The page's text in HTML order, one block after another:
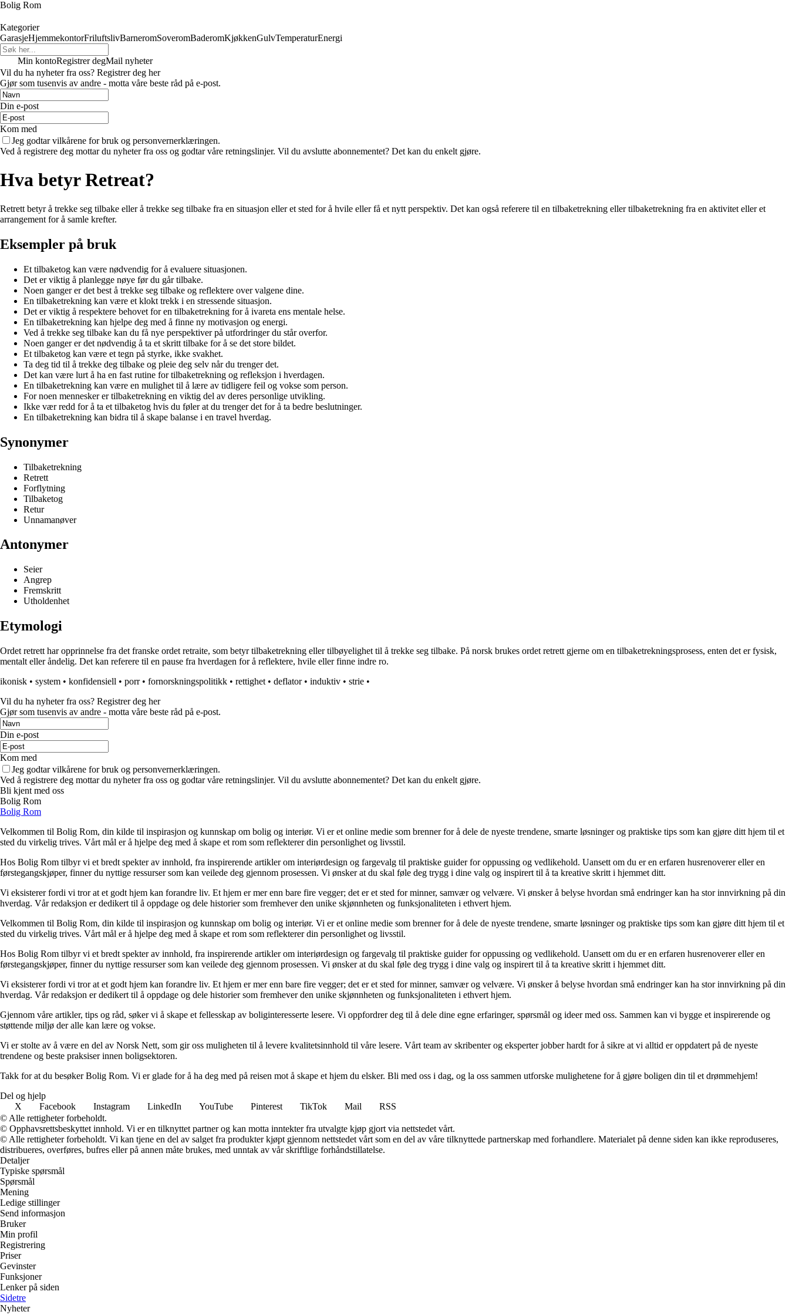
Bolig Rom
Kategorier
GarasjeHjemmekontorFriluftslivBarneromSoveromBaderomKjøkkenGulvTemperaturEnergi
Min kontoRegistrer degMail nyheter
Vil du ha nyheter fra oss? Registrer deg her
Gjør som tusenvis av andre - motta våre beste råd på e-post.
Din e-post
Kom med
Jeg godtar vilkårene for bruk og personvernerklæringen.
Ved å registrere deg mottar du nyheter fra oss og godtar våre retningslinjer. Vil du avslutte abonnementet? Det kan du enkelt gjøre.
Hva betyr Retreat?
Retrett betyr å trekke seg tilbake eller å trekke seg tilbake fra en situasjon eller et sted for å hvile eller få et nytt perspektiv. Det kan også referere til en tilbaketrekning eller tilbaketrekning fra en aktivitet eller et
arrangement for å samle krefter.
Eksempler på bruk
Et tilbaketog kan være nødvendig for å evaluere situasjonen.
Det er viktig å planlegge nøye før du går tilbake.
Noen ganger er det best å trekke seg tilbake og reflektere over valgene dine.
En tilbaketrekning kan være et klokt trekk i en stressende situasjon.
Det er viktig å respektere behovet for en tilbaketrekning for å ivareta ens mentale helse.
En tilbaketrekning kan hjelpe deg med å finne ny motivasjon og energi.
Ved å trekke seg tilbake kan du få nye perspektiver på utfordringer du står overfor.
Noen ganger er det nødvendig å ta et skritt tilbake for å se det store bildet.
Et tilbaketog kan være et tegn på styrke, ikke svakhet.
Ta deg tid til å trekke deg tilbake og pleie deg selv når du trenger det.
Det kan være lurt å ha en fast rutine for tilbaketrekning og refleksjon i hverdagen.
En tilbaketrekning kan være en mulighet til å lære av tidligere feil og vokse som person.
For noen mennesker er tilbaketrekning en viktig del av deres personlige utvikling.
Ikke vær redd for å ta et tilbaketog hvis du føler at du trenger det for å ta bedre beslutninger.
En tilbaketrekning kan bidra til å skape balanse i en travel hverdag.
Synonymer
Tilbaketrekning
Retrett
Forflytning
Tilbaketog
Retur
Unnamanøver
Antonymer
Seier
Angrep
Fremskritt
Utholdenhet
Etymologi
Ordet retrett har opprinnelse fra det franske ordet retraite, som betyr tilbaketrekning eller tilbøyelighet til å trekke seg tilbake. På norsk brukes ordet retrett gjerne om en tilbaketrekningsprosess, enten det er fysisk,
mentalt eller åndelig. Det kan referere til en pause fra hverdagen for å reflektere, hvile eller finne indre ro.
ikonisk • system • konfidensiell • porr• fornorskningspolitikk • rettighet • deflator• induktiv • strie •
Vil du ha nyheter fra oss? Registrer deg her
Gjør som tusenvis av andre - motta våre beste råd på e-post.
Din e-post
Kom med
Jeg godtar vilkårene for bruk og personvernerklæringen.
Ved å registrere deg mottar du nyheter fra oss og godtar våre retningslinjer. Vil du avslutte abonnementet? Det kan du enkelt gjøre.
Bli kjent med oss
Bolig Rom
Bolig Rom
Velkommen til Bolig Rom, din kilde til inspirasjon og kunnskap om bolig og interiør. Vi er et online medie som brenner for å dele de nyeste trendene, smarte løsninger og praktiske tips som kan gjøre ditt hjem til et
sted du virkelig trives. Vårt mål er å hjelpe deg med å skape et rom som reflekterer din personlighet og livsstil.
Hos Bolig Rom tilbyr vi et bredt spekter av innhold, fra inspirerende artikler om interiørdesign og fargevalg til praktiske guider for oppussing og vedlikehold. Uansett om du er en erfaren husrenoverer eller en
førstegangskjøper, finner du nyttige ressurser som kan veilede deg gjennom prosessen. Vi ønsker at du skal føle deg trygg i dine valg og inspirert til å ta kreative skritt i hjemmet ditt.
Vi eksisterer fordi vi tror at et godt hjem kan forandre liv. Et hjem er mer enn bare fire vegger; det er et sted for minner, samvær og velvære. Vi ønsker å belyse hvordan små endringer kan ha stor innvirkning på din
hverdag. Vår redaksjon er dedikert til å oppdage og dele historier som fremhever den unike skjønnheten og funksjonaliteten i ethvert hjem.
Velkommen til Bolig Rom, din kilde til inspirasjon og kunnskap om bolig og interiør. Vi er et online medie som brenner for å dele de nyeste trendene, smarte løsninger og praktiske tips som kan gjøre ditt hjem til et
sted du virkelig trives. Vårt mål er å hjelpe deg med å skape et rom som reflekterer din personlighet og livsstil.
Hos Bolig Rom tilbyr vi et bredt spekter av innhold, fra inspirerende artikler om interiørdesign og fargevalg til praktiske guider for oppussing og vedlikehold. Uansett om du er en erfaren husrenoverer eller en
førstegangskjøper, finner du nyttige ressurser som kan veilede deg gjennom prosessen. Vi ønsker at du skal føle deg trygg i dine valg og inspirert til å ta kreative skritt i hjemmet ditt.
Vi eksisterer fordi vi tror at et godt hjem kan forandre liv. Et hjem er mer enn bare fire vegger; det er et sted for minner, samvær og velvære. Vi ønsker å belyse hvordan små endringer kan ha stor innvirkning på din
hverdag. Vår redaksjon er dedikert til å oppdage og dele historier som fremhever den unike skjønnheten og funksjonaliteten i ethvert hjem.
Gjennom våre artikler, tips og råd, søker vi å skape et fellesskap av boliginteresserte lesere. Vi oppfordrer deg til å dele dine egne erfaringer, spørsmål og ideer med oss. Sammen kan vi bygge et inspirerende og
støttende miljø der alle kan lære og vokse.
Vi er stolte av å være en del av Norsk Nett, som gir oss muligheten til å levere kvalitetsinnhold til våre lesere. Vårt team av skribenter og eksperter jobber hardt for å sikre at vi alltid er oppdatert på de nyeste
trendene og beste praksiser innen boligsektoren.
Takk for at du besøker Bolig Rom. Vi er glade for å ha deg med på reisen mot å skape et hjem du elsker. Bli med oss i dag, og la oss sammen utforske mulighetene for å gjøre boligen din til et drømmehjem!
Del og hjelp
X
Facebook Instagram LinkedIn YouTube Pinterest TikTok Mail
RSS
© Alle rettigheter forbeholdt.
© Opphavsrettsbeskyttet innhold. Vi er en tilknyttet partner og kan motta inntekter fra utvalgte kjøp gjort via nettstedet vårt.
© Alle rettigheter forbeholdt. Vi kan tjene en del av salget fra produkter kjøpt gjennom nettstedet vårt som en del av våre tilknyttede partnerskap med forhandlere. Materialet på denne siden kan ikke reproduseres,
distribueres, overføres, bufres eller på annen måte brukes, med unntak av vår skriftlige forhåndstillatelse.
Detaljer
Typiske spørsmål
Spørsmål
Mening
Ledige stillinger
Send informasjon
Bruker
Min profil
Registrering
Priser
Gevinster
Funksjoner
Lenker på siden
Sidetre
Nyheter